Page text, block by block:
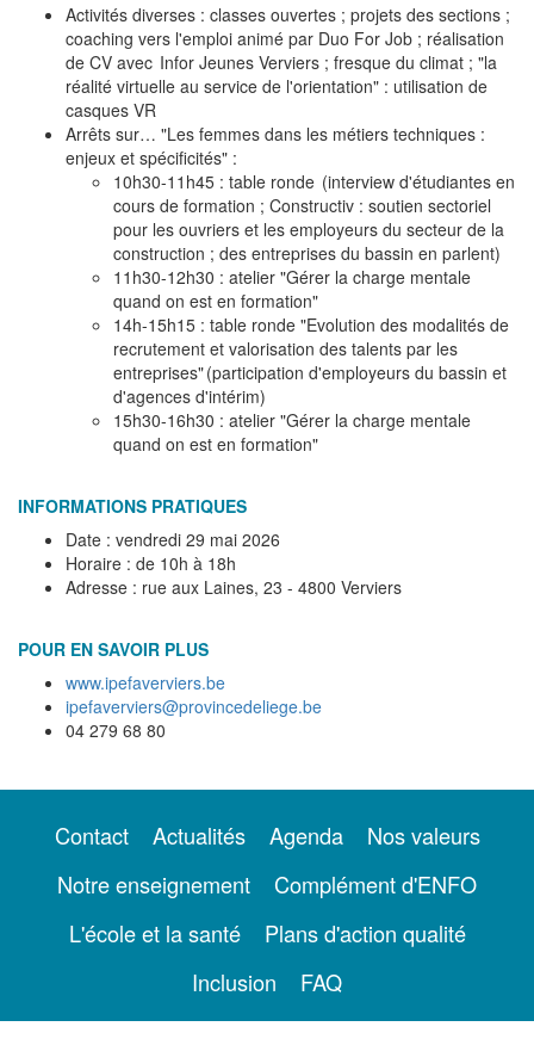
Activités diverses : classes ouvertes ; projets des sections ;
coaching vers l'emploi animé par Duo For Job ; réalisation
de CV avec Infor Jeunes Verviers ; fresque du climat ; "la
réalité virtuelle au service de l'orientation" : utilisation de
casques VR
Arrêts sur… "Les femmes dans les métiers techniques :
enjeux et spécificités" :
10h30-11h45 : table ronde (interview d'étudiantes en
cours de formation ; Constructiv : soutien sectoriel
pour les ouvriers et les employeurs du secteur de la
construction ; des entreprises du bassin en parlent)
11h30-12h30 : atelier "Gérer la charge mentale
quand on est en formation"
14h-15h15 : table ronde "Evolution des modalités de
recrutement et valorisation des talents par les
entreprises" (participation d'employeurs du bassin et
d'agences d'intérim)
15h30-16h30 : atelier "Gérer la charge mentale
quand on est en formation"
INFORMATIONS PRATIQUES
Date : vendredi 29 mai 2026
Horaire : de 10h à 18h
Adresse : rue aux Laines, 23 - 4800 Verviers
POUR EN SAVOIR PLUS
www.ipefaverviers.be
ipefaverviers@provincedeliege.be
04 279 68 80
Contact Actualités Agenda
Nos valeurs
Notre enseignement
Complément d'ENFO
L'école et la santé
Plans d'action qualité
Inclusion
FAQ